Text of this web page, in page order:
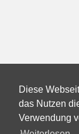
Diese
das Nutzen
Verwendung